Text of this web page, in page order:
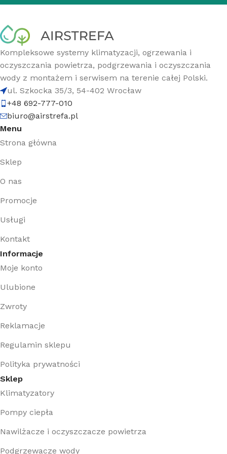
Kompleksowe systemy klimatyzacji, ogrzewania i
oczyszczania powietrza, podgrzewania i oczyszczania
wody z montażem i serwisem na terenie całej Polski.
ul. Szkocka 35/3, 54-402 Wrocław
+48 692-777-010
biuro@airstrefa.pl
Menu
Strona główna
Sklep
O nas
Promocje
Usługi
Kontakt
Informacje
Moje konto
Ulubione
Zwroty
Reklamacje
Regulamin sklepu
Polityka prywatności
Sklep
Klimatyzatory
Pompy ciepła
Nawilżacze i oczyszczacze powietrza
Podgrzewacze wody